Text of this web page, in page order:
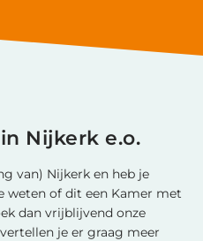
Nijkerk e.o.
van) Nijkerk en heb je
weten of dit een Kamer met
dan vrijblijvend onze
je er graag meer